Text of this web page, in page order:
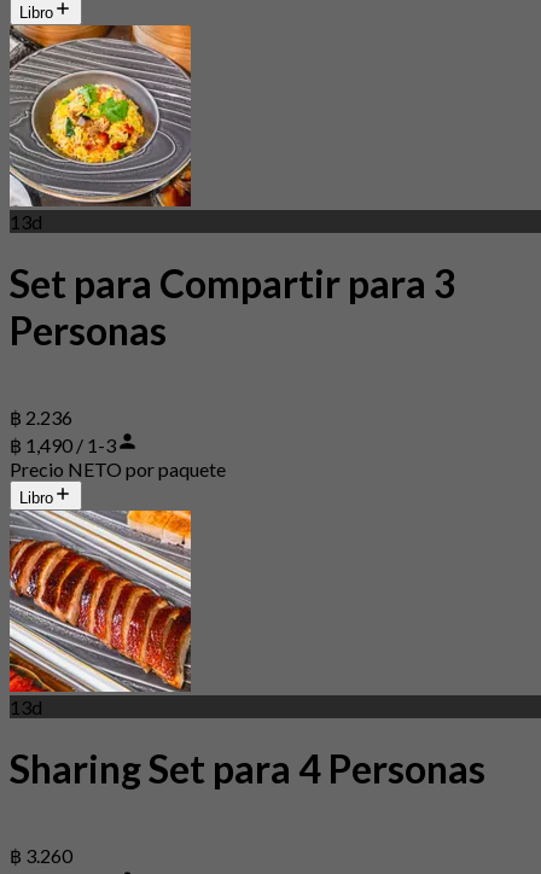
Libro
13d
Set para Compartir para 3
Personas
฿ 2.236
฿ 1,490 / 1-3
Precio NETO por paquete
Libro
13d
Sharing Set para 4 Personas
฿ 3.260